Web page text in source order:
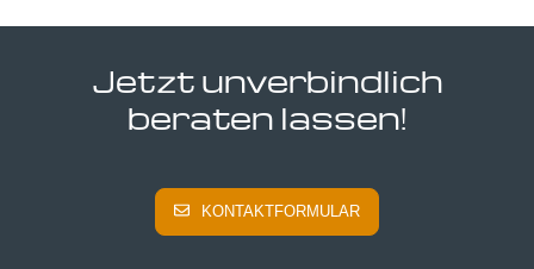
Jetzt unverbindlich
beraten lassen!
KONTAKTFORMULAR